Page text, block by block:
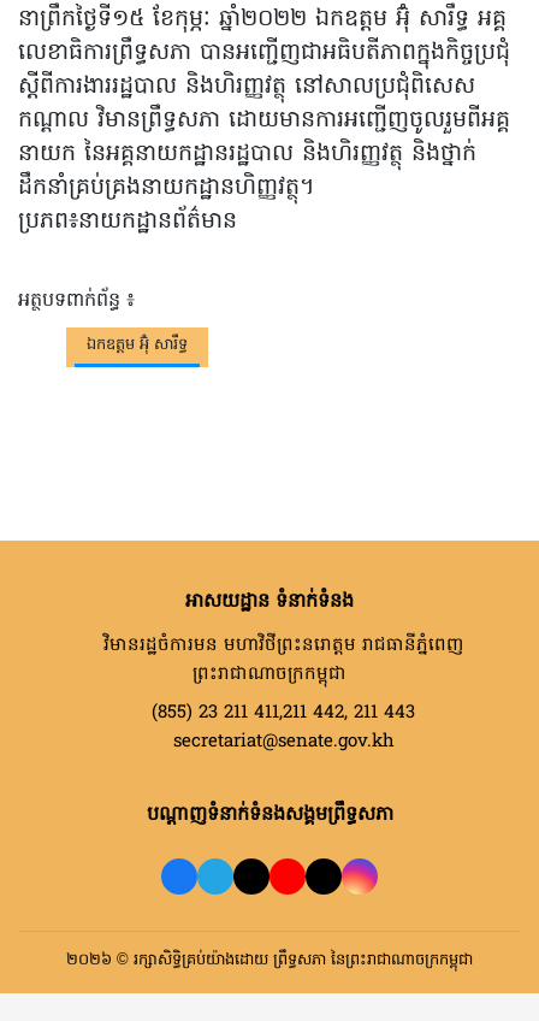
នាព្រឹកថ្ងៃទី១៥ ខែកុម្ភៈ ឆ្នាំ២០២២ ឯកឧត្តម អ៊ុំ សារឹទ្ធ អគ្គ
លេខាធិការព្រឹទ្ធសភា បានអញ្ជើញជាអធិបតីភាពក្នុងកិច្ចប្រជុំ
ស្តីពីការងាររដ្ឋបាល និងហិរញ្ញវត្ថុ នៅសាលប្រជុំពិសេស
កណ្តាល វិមានព្រឹទ្ធសភា ដោយមានការអញ្ជើញចូលរួមពីអគ្គ
នាយក នៃអគ្គនាយកដ្ឋានរដ្ឋបាល និងហិរញ្ញវត្ថុ និងថ្នាក់
ដឹកនាំគ្រប់គ្រងនាយកដ្ឋានហិញ្ញវត្ថុ។
ប្រភព៖នាយកដ្ឋានព័ត៌មាន
អត្ថបទពាក់ព័ន្ធ ៖
ឯកឧត្តម អ៊ុំ សារឹទ្ធ
អាសយដ្ឋាន ទំនាក់ទំនង
វិមានរដ្ឋចំការមន មហាវិថីព្រះនរោត្តម រាជធានីភ្នំពេញ
ព្រះរាជាណាចក្រកម្ពុជា
(855) 23 211 411,211 442, 211 443
secretariat@senate.gov.kh
បណ្តាញទំនាក់ទំនងសង្គមព្រឹទ្ធសភា
២០២៦ © រក្សាសិទ្ធិគ្រប់យ៉ាងដោយ ព្រឹទ្ធសភា នៃព្រះរាជាណាចក្រកម្ពុជា